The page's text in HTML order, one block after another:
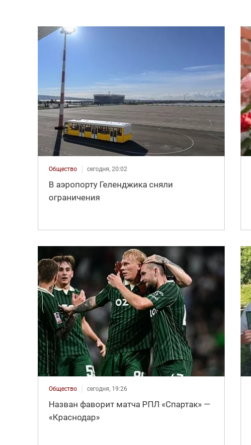
Общество сегодня, 20:02
В аэропорту Геленджика сняли
ограничения
Общество сегодня, 19:26
Назван фаворит матча РПЛ «Спартак» —
«Краснодар»